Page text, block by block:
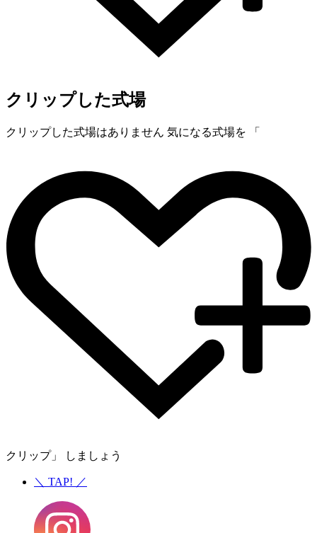
クリップした式場
クリップした式場はありません 気になる式場を 「
クリップ」 しましょう
＼ TAP! ／